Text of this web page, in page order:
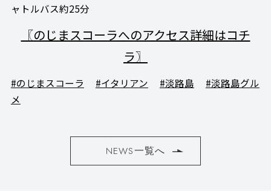
ャトルバス約25分
〖のじまスコーラへのアクセス詳細はコチ
ラ〗
#のじまスコーラ #イタリアン #淡路島
#淡路島グル
メ
NEWS一覧へ